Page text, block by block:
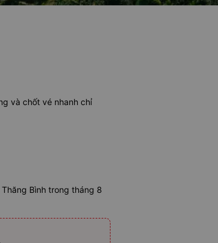
và chốt vé nhanh chỉ
Bình trong tháng 8